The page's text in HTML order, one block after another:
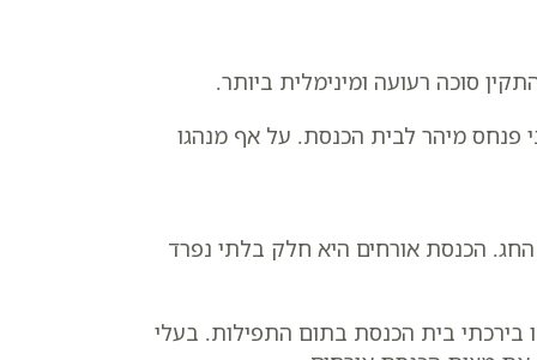
סוכה רעועה ומינימלית ביותר.
פנחס מיהר לבית הכנסת. על אף מנהגו
הכנסת אורחים היא חלק בלתי נפרד
בירכתי בית הכנסת בתום התפילות. בעלי